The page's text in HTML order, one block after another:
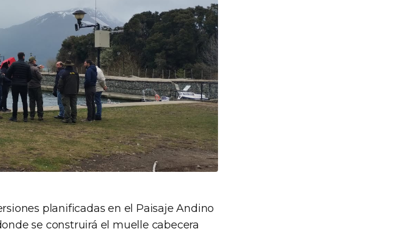
planificadas en el Paisaje Andino
se construirá el muelle cabecera